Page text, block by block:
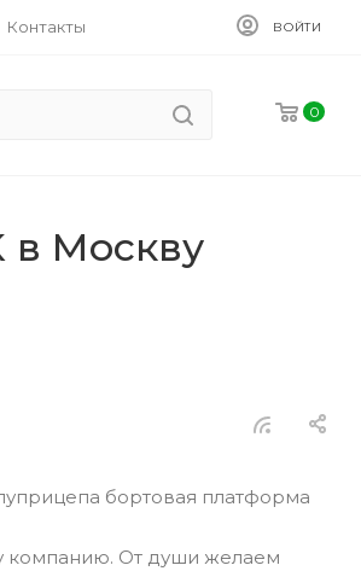
Контакты ВОЙТИ
0
в Москву
бортовая платформа
компанию. От души желаем